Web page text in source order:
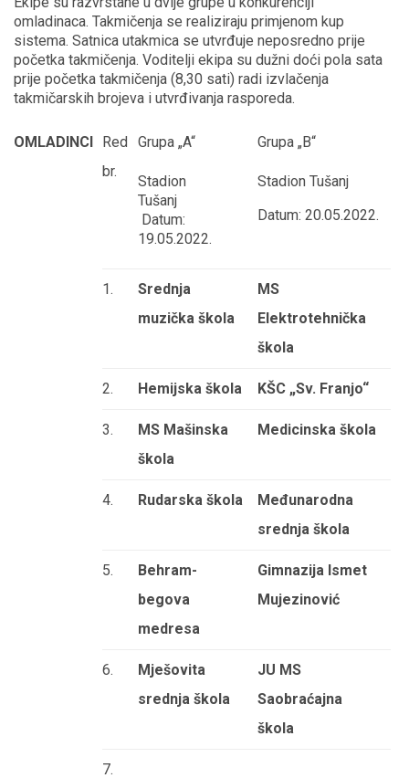
omladinaca. Takmičenja se realiziraju primjenom kup
sistema. Satnica utakmica se utvrđuje neposredno prije
početka takmičenja. Voditelji ekipa su dužni doći pola sata
prije početka takmičenja (8,30 sati) radi izvlačenja
takmičarskih brojeva i utvrđivanja rasporeda.
OMLADINCI Red
br.
Grupa „A“
Stadion
Tušanj
Datum:
19.05.2022.
Grupa „B“
Stadion Tušanj
Datum: 20.05.2022.
1.
Srednja
muzička škola
MS
Elektrotehnička
škola
2. Hemijska škola KŠC „Sv. Franjo“
3.
MS Mašinska
škola
Medicinska škola
4. Rudarska škola
Međunarodna
srednja škola
5.
Behram-
begova
medresa
Gimnazija Ismet
Mujezinović
6.
Mješovita
srednja škola
JU MS
Saobraćajna
škola
7.